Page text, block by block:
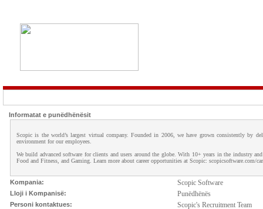
Informatat e punëdhënësit
Scopic is the world’s largest virtual company. Founded in 2006, we have grown consistently by
environment for our employees.
We build advanced software for clients and users around the globe. With 10+ years in the industry
Food and Fitness, and Gaming. Learn more about career opportunities at Scopic: scopicsoftware.com/
Kompania: Scopic Software
Lloji i Kompanisë: Punëdhënës
Personi kontaktues: Scopic's Recruitment Team